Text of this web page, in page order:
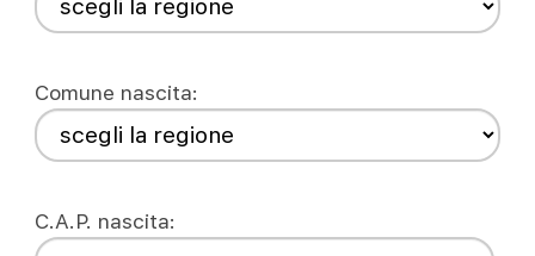
Comune nascita:
C.A.P. nascita: